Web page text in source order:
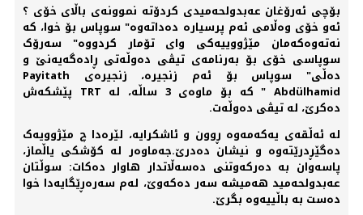
بۆچی ئەرۆغان عەبدولحەمیدی کردۆتە نموونەی باڵای خۆی ؟
ئەو خۆی وەڵامی ئەم پرسیارە دەداتەوە" سوپاس بۆ خوا، کە
نەتەوەکەمان مێژووییەکی وای تۆمار کردووە" سەرۆک
سوپاسی خۆی بۆ بەرنامەی تیڤی دەوڵەتی ڕادەگەیەنێ و
دەڵی" سوپاس بۆ ئەم زنجیرە، زنجیرەی Payitath
Abdülhamid " کە بۆ ماوەی 3 ساڵە، لە TRT پێشکەش
دەکرێ، لە تیڤی دەوڵەت.
لە ئەڵقەی یەکەمەوە ڕوون و ئاشکرایە، لێرەدا چ مێژوویەک
دەگێڕدرێتەوە و نیشان دەدرێ.جەماوەر لە کۆشکی یاڵماز،
پاسەوان بە دەرکەوتنی دەسەڵاتدار ھاوار دەکات: سوڵتان
عەبدولحەمید ھەمیشە سەر دەکەوێ، لەم سەرەڕێگایەدا خوا
دەست بە باڵییەوە بگرێ.